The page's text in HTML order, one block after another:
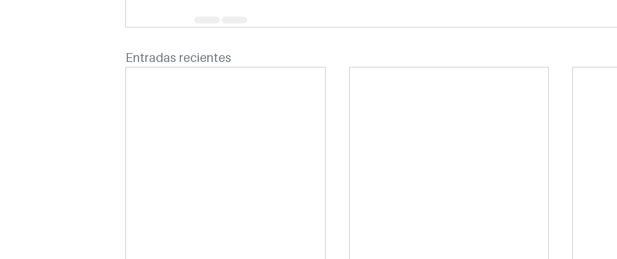
Entradas recientes